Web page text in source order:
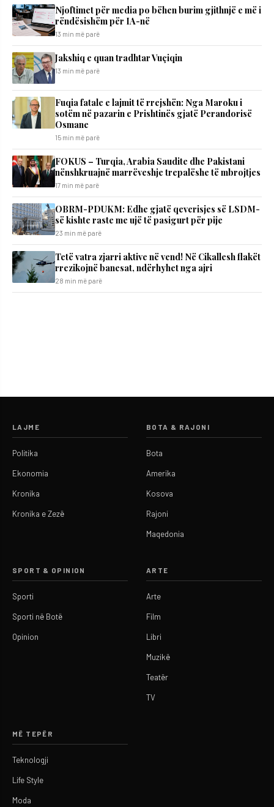
Njoftimet për media po bëhen burim gjithnjë e më i
rëndësishëm për IA-në
13 min më parë
Jakshiq e quan tradhtar Vuçiqin
13 min më parë
Fuqia fatale e lajmit të rrejshën: Nga Maroku i
sotëm në pazarin e Prishtinës gjatë Perandorisë
Osmane
15 min më parë
FOKUS – Turqia, Arabia Saudite dhe Pakistani
nënshkruajnë marrëveshje trepalëshe të mbrojtjes
17 min më parë
OBRM-PDUKM: Edhe gjatë qeverisjes së LSDM-
së kishte raste me ujë të pasigurt për pije
23 min më parë
Tetë vatra zjarri aktive në vend! Në Cikallesh flakët
rrezikojnë banesat, ndërhyhet nga ajri
28 min më parë
LAJME
Politika
Ekonomia
Kronika
Kronika e Zezë
BOTA & RAJONI
Bota
Amerika
Kosova
Rajoni
Maqedonia
SPORT & OPINION
Sporti
Sporti në Botë
Opinion
ARTE
Arte
Film
Libri
Muzikë
Teatër
TV
MË TEPËR
Teknologji
Life Style
Moda